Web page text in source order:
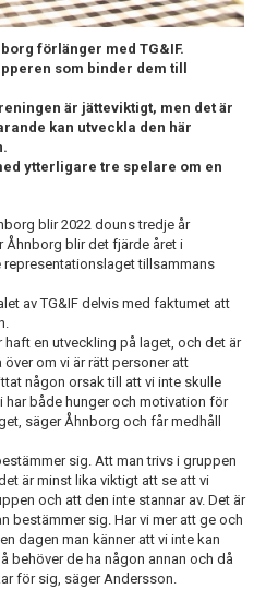
förlänger med TG&IF.
som binder dem till
är jätteviktigt, men det är
kan utveckla den här
ytterligare tre spelare om en
blir 2022 douns tredje år
Åhnborg blir det fjärde året i
tillsammans
av TG&IF delvis med faktumet att
haft en utveckling på laget, och det är
om vi är rätt personer att
någon orsak till att vi inte skulle
har både hunger och motivation för
säger Åhnborg och får medhåll
sig. Att man trivs i gruppen
är minst lika viktigt att se att vi
och att den inte stannar av. Det är
bestämmer sig. Har vi mer att ge och
dagen man känner att vi inte kan
behöver de ha någon annan och då
för sig, säger Andersson.